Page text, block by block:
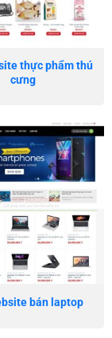
thực phẩm thú
cưng
bán laptop